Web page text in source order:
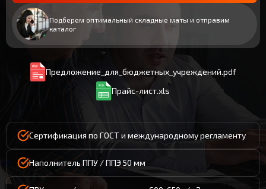
Подберем оптимальный складные маты и отправим
каталог
Предложение_для_бюджетных_учреждений.pdf
Прайс-лист.xls
Сертификация по ГОСТ и международному регламенту
Наполнитель ППУ / ППЭ 50 мм